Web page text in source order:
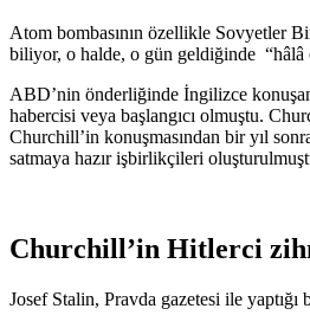
Atom bombasının özellikle Sovyetler
biliyor, o halde, o gün geldiğinde “hâlâ
ABD’nin önderliğinde İngilizce
habercisi veya başlangıcı olmuştu.
Churchill’in konuşmasından bir yıl
satmaya hazır işbirlikçileri
Churchill’in Hitlerci
Josef Stalin, Pravda gazetesi ile